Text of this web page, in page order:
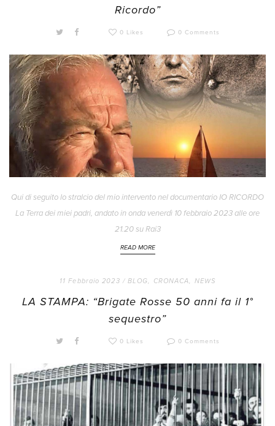
Ricordo”
0 Likes 0 Comments
Qui di seguito lo stralcio del mio intervento nel documentario IO RICORDO
La Terra dei miei padri, andato in onda venerdì 10 febbraio 2023 alle ore
21.20 su Rai3
READ MORE
11 Febbraio 2023 / BLOG, CRONACA, NEWS
LA STAMPA: “Brigate Rosse 50 anni fa il 1°
sequestro”
0 Likes 0 Comments